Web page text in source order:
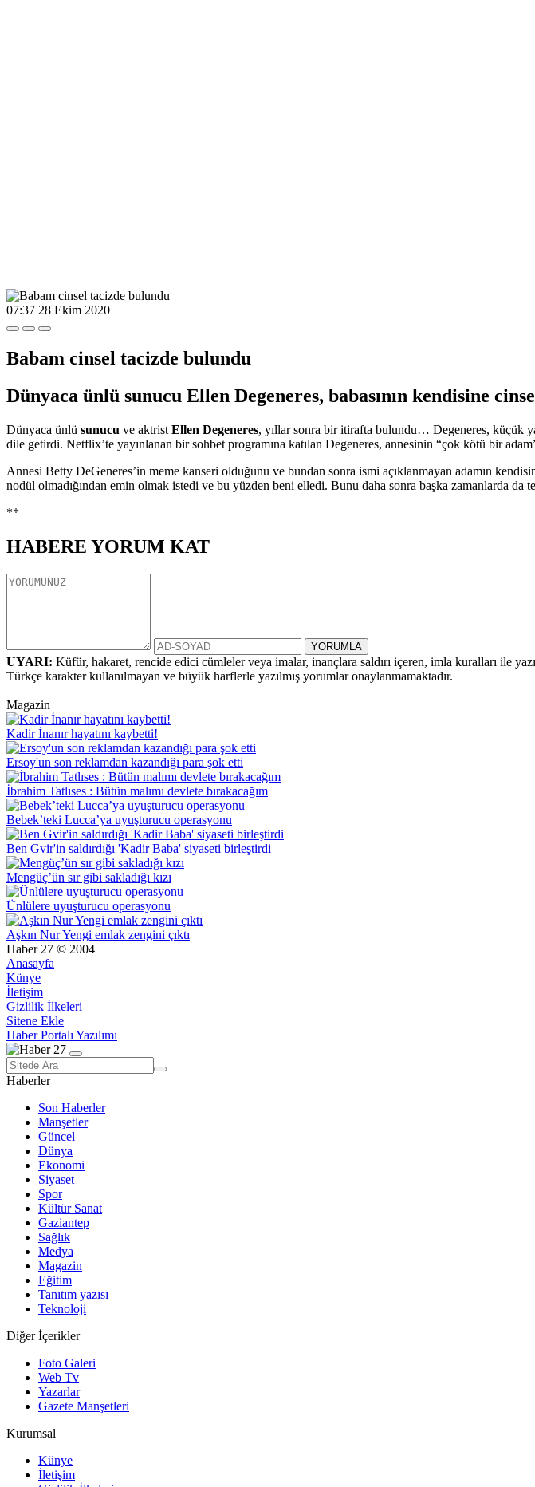
07:37 28 Ekim 2020
Babam cinsel tacizde bulundu
Dünyaca ünlü sunucu Ellen Degeneres, babasının kendisine
Dünyaca ünlü sunucu ve aktrist Ellen Degeneres, yıllar sonra bir itirafta bulundu… Degeneres, küçük
dile getirdi. Netflix’te yayınlanan bir sohbet programına katılan Degeneres, annesinin “çok kötü bir
Annesi Betty DeGeneres’in meme kanseri olduğunu ve bundan sonra ismi açıklanmayan adamın
nodül olmadığından emin olmak istedi ve bu yüzden beni elledi. Bunu daha sonra başka zamanlarda da
**
HABERE YORUM KAT
UYARI: Küfür, hakaret, rencide edici cümleler veya imalar, inançlara saldırı içeren, imla kuralları ile
Türkçe karakter kullanılmayan ve büyük harflerle yazılmış yorumlar onaylanmamaktadır.
Magazin
Kadir İnanır hayatını kaybetti!
Ersoy'un son reklamdan kazandığı para şok etti
İbrahim Tatlıses : Bütün malımı devlete bırakacağım
Bebek’teki Lucca’ya uyuşturucu operasyonu
Ben Gvir'in saldırdığı 'Kadir Baba' siyaseti birleştirdi
Mengüç’ün sır gibi sakladığı kızı
Ünlülere uyuşturucu operasyonu
Aşkın Nur Yengi emlak zengini çıktı
Haber 27 © 2004
Anasayfa
Künye
İletişim
Gizlilik İlkeleri
Sitene Ekle
Haber Portalı Yazılımı
Haberler
Son Haberler
Manşetler
Güncel
Dünya
Ekonomi
Siyaset
Spor
Kültür Sanat
Gaziantep
Sağlık
Medya
Magazin
Eğitim
Tanıtım yazısı
Teknoloji
Diğer İçerikler
Foto Galeri
Web Tv
Yazarlar
Gazete Manşetleri
Kurumsal
Künye
İletişim